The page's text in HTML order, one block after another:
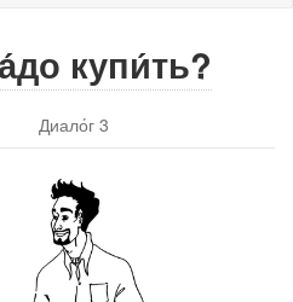
купи́ть?
Диало́г 3